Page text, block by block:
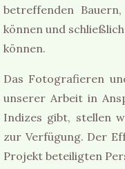
betreffenden
können und
können.
Das Fotografieren
unserer Arbeit in
Indizes gibt, stellen
zur Verfügung. Der
Projekt beteiligten